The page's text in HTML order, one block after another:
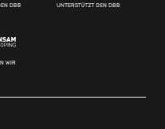
DBB UNTERSTÜTZT DEN DBB
WIR